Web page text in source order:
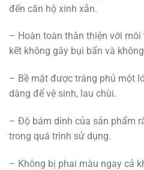
đến căn hộ xinh xắn.
– Hoàn toàn thân thiện với
kết không gây bụi bẩn và
– Bề mặt được tráng phủ một
dàng để vệ sinh, lau chùi.
– Độ bám dính của sản phẩm
trong quá trình sử dụng.
– Không bị phai màu ngay cả